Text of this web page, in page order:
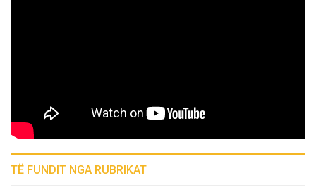
TË FUNDIT NGA RUBRIKAT